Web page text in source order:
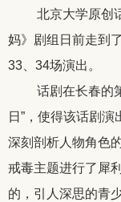
北京大学原创
妈》剧组日前走到
33
34场演出。
话剧在长春的
日”，使得该话剧
深刻剖析人物角色
戒毒主题进行了犀
的，引人深思的青